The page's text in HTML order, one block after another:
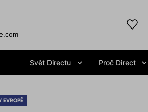
Svět Directu Proč Direct
EVROPĚ